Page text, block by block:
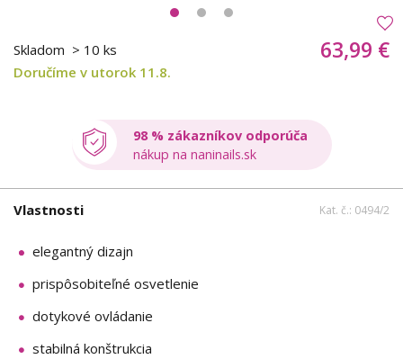
Skladom > 10 ks
Doručíme v utorok 11.8.
63,99 €
98 % zákazníkov odporúča
nákup na naninails.sk
Vlastnosti Kat. č.: 0494/2
elegantný dizajn
prispôsobiteľné osvetlenie
dotykové ovládanie
stabilná konštrukcia